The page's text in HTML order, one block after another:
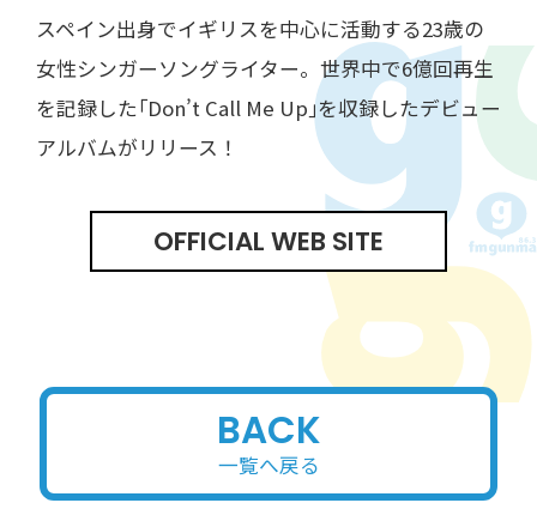
スペイン出身でイギリスを中心に活動する23歳の
女性シンガーソングライター。世界中で6億回再生
を記録した｢Don’t Call Me Up｣を収録したデビュー
アルバムがリリース！
OFFICIAL WEB SITE
BACK
一覧へ戻る